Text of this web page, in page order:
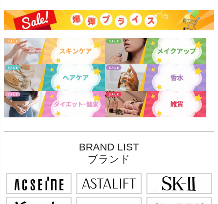
BRAND LIST
ブランド